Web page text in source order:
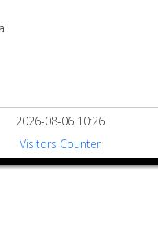
2026-08-06 10:26
Visitors Counter